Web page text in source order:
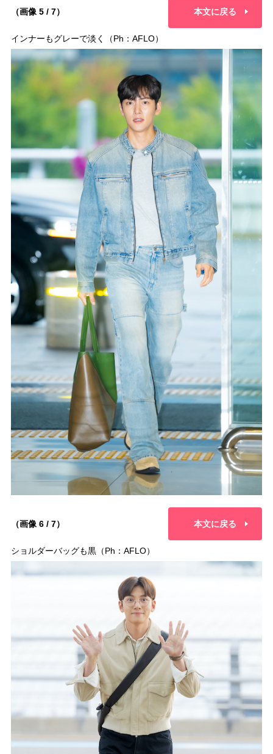
（画像 5 / 7） 本文に戻る
インナーもグレーで淡く（Ph：AFLO）
（画像 6 / 7） 本文に戻る
ショルダーバッグも黒（Ph：AFLO）